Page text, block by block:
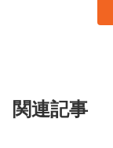
関連記事